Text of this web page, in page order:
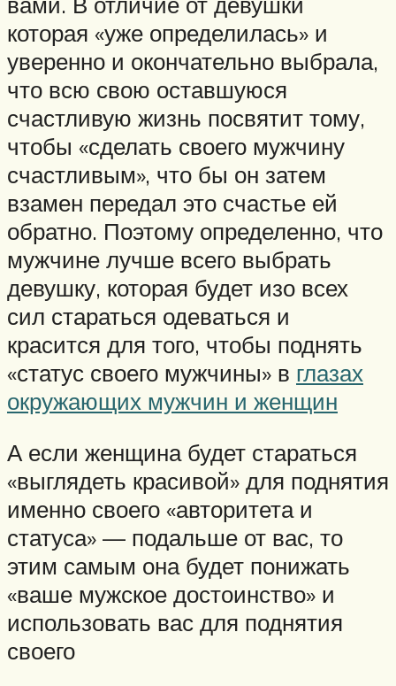
которая «уже определилась» и
уверенно и окончательно выбрала,
что всю свою оставшуюся
счастливую жизнь посвятит тому,
чтобы «сделать своего мужчину
счастливым», что бы он затем
взамен передал это счастье ей
обратно. Поэтому определенно, что
мужчине лучше всего выбрать
девушку, которая будет изо всех
сил стараться одеваться и
красится для того, чтобы поднять
«статус своего мужчины» в глазах
окружающих мужчин и женщин
А если женщина будет стараться
«выглядеть красивой» для поднятия
именно своего «авторитета и
статуса» — подальше от вас, то
этим самым она будет понижать
«ваше мужское достоинство» и
использовать вас для поднятия
своего